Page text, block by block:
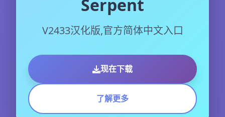
Serpent
V2433汉化版,官方简体中文入口
现在下载
了解更多